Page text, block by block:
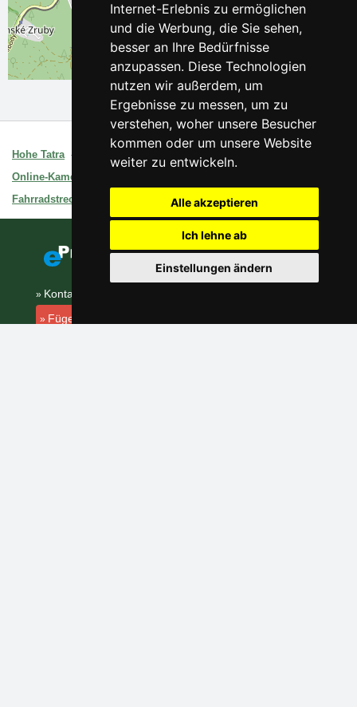
Internet-Erlebnis zu ermöglichen
und die Werbung, die Sie sehen,
besser an Ihre Bedürfnisse
anzupassen. Diese Technologien
nutzen wir außerdem, um
Ergebnisse zu messen, um zu
verstehen, woher unsere Besucher
kommen oder um unsere Website
weiter zu entwickeln.
Alle akzeptieren
Ich lehne ab
Einstellungen ändern
Leaflet| ©OpenStreetMapcontributors
Interessante Links:
Hohe Tatra
Gebietsbegleiter
Online-Kameras Hohe Tatra
Fahrradstrecken Hohe Tatra
Fahrplan, Karte, Höhenprofil
Kontakt
Fügen Sie Ihre Unterkunft hinzu